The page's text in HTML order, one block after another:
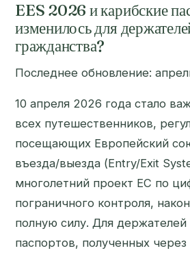
EES 2026 и карибские
изменилось для
гражданства?
Последнее обновление:
10 апреля 2026 года стало
всех путешественников,
посещающих Европейский
въезда/выезда (Entry/Exit
многолетний проект ЕС по
пограничного контроля,
полную силу. Для держателей
паспортов, полученных